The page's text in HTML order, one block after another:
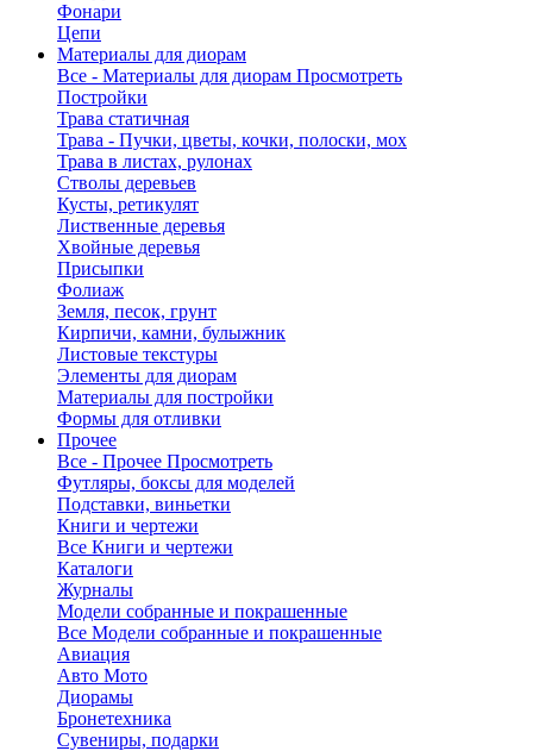
Фонари
Цепи
Материалы для диорам
Все - Материалы для диорам Просмотреть
Постройки
Трава статичная
Трава - Пучки, цветы, кочки, полоски, мох
Трава в листах, рулонах
Стволы деревьев
Кусты, ретикулят
Лиственные деревья
Хвойные деревья
Присыпки
Фолиаж
Земля, песок, грунт
Кирпичи, камни, булыжник
Листовые текстуры
Элементы для диорам
Материалы для постройки
Формы для отливки
Прочее
Все - Прочее Просмотреть
Футляры, боксы для моделей
Подставки, виньетки
Книги и чертежи
Все Книги и чертежи
Каталоги
Журналы
Модели собранные и покрашенные
Все Модели собранные и покрашенные
Авиация
Авто Мото
Диорамы
Бронетехника
Сувениры, подарки